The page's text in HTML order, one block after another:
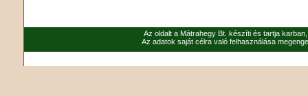
Az oldalt a Mátrahegy Bt. készíti és tartja
Az adatok saját célra való felhasználása